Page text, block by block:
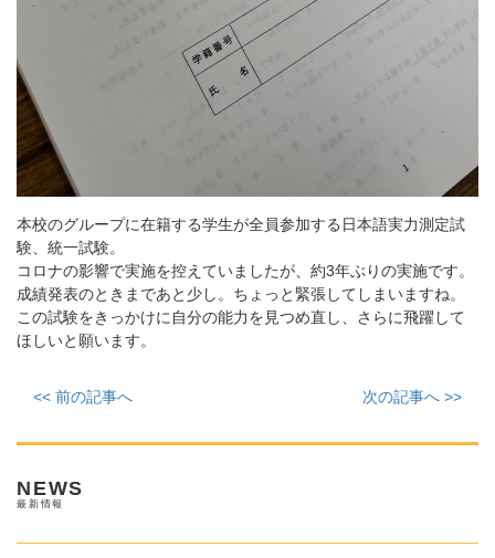
本校のグループに在籍する学生が全員参加する日本語実力測定試
験、統一試験。
コロナの影響で実施を控えていましたが、約3年ぶりの実施です。
成績発表のときまであと少し。ちょっと緊張してしまいますね。
この試験をきっかけに自分の能力を見つめ直し、さらに飛躍して
ほしいと願います。
<< 前の記事へ 次の記事へ >>
NEWS
最新情報